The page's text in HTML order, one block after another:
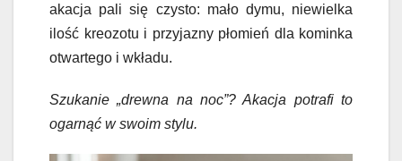
akacja pali się czysto: mało dymu, niewielka
ilość kreozotu i przyjazny płomień dla kominka
otwartego i wkładu.
Szukanie „drewna na noc”? Akacja potrafi to
ogarnąć w swoim stylu.